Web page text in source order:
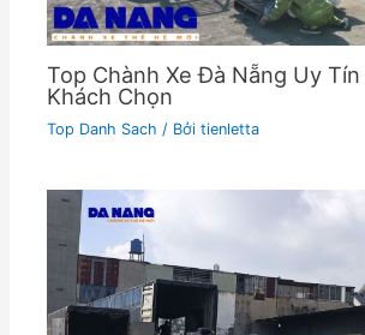
Top Chành Xe Đà Nẵng Uy
Khách Chọn
Top Danh Sach / Bởitienletta